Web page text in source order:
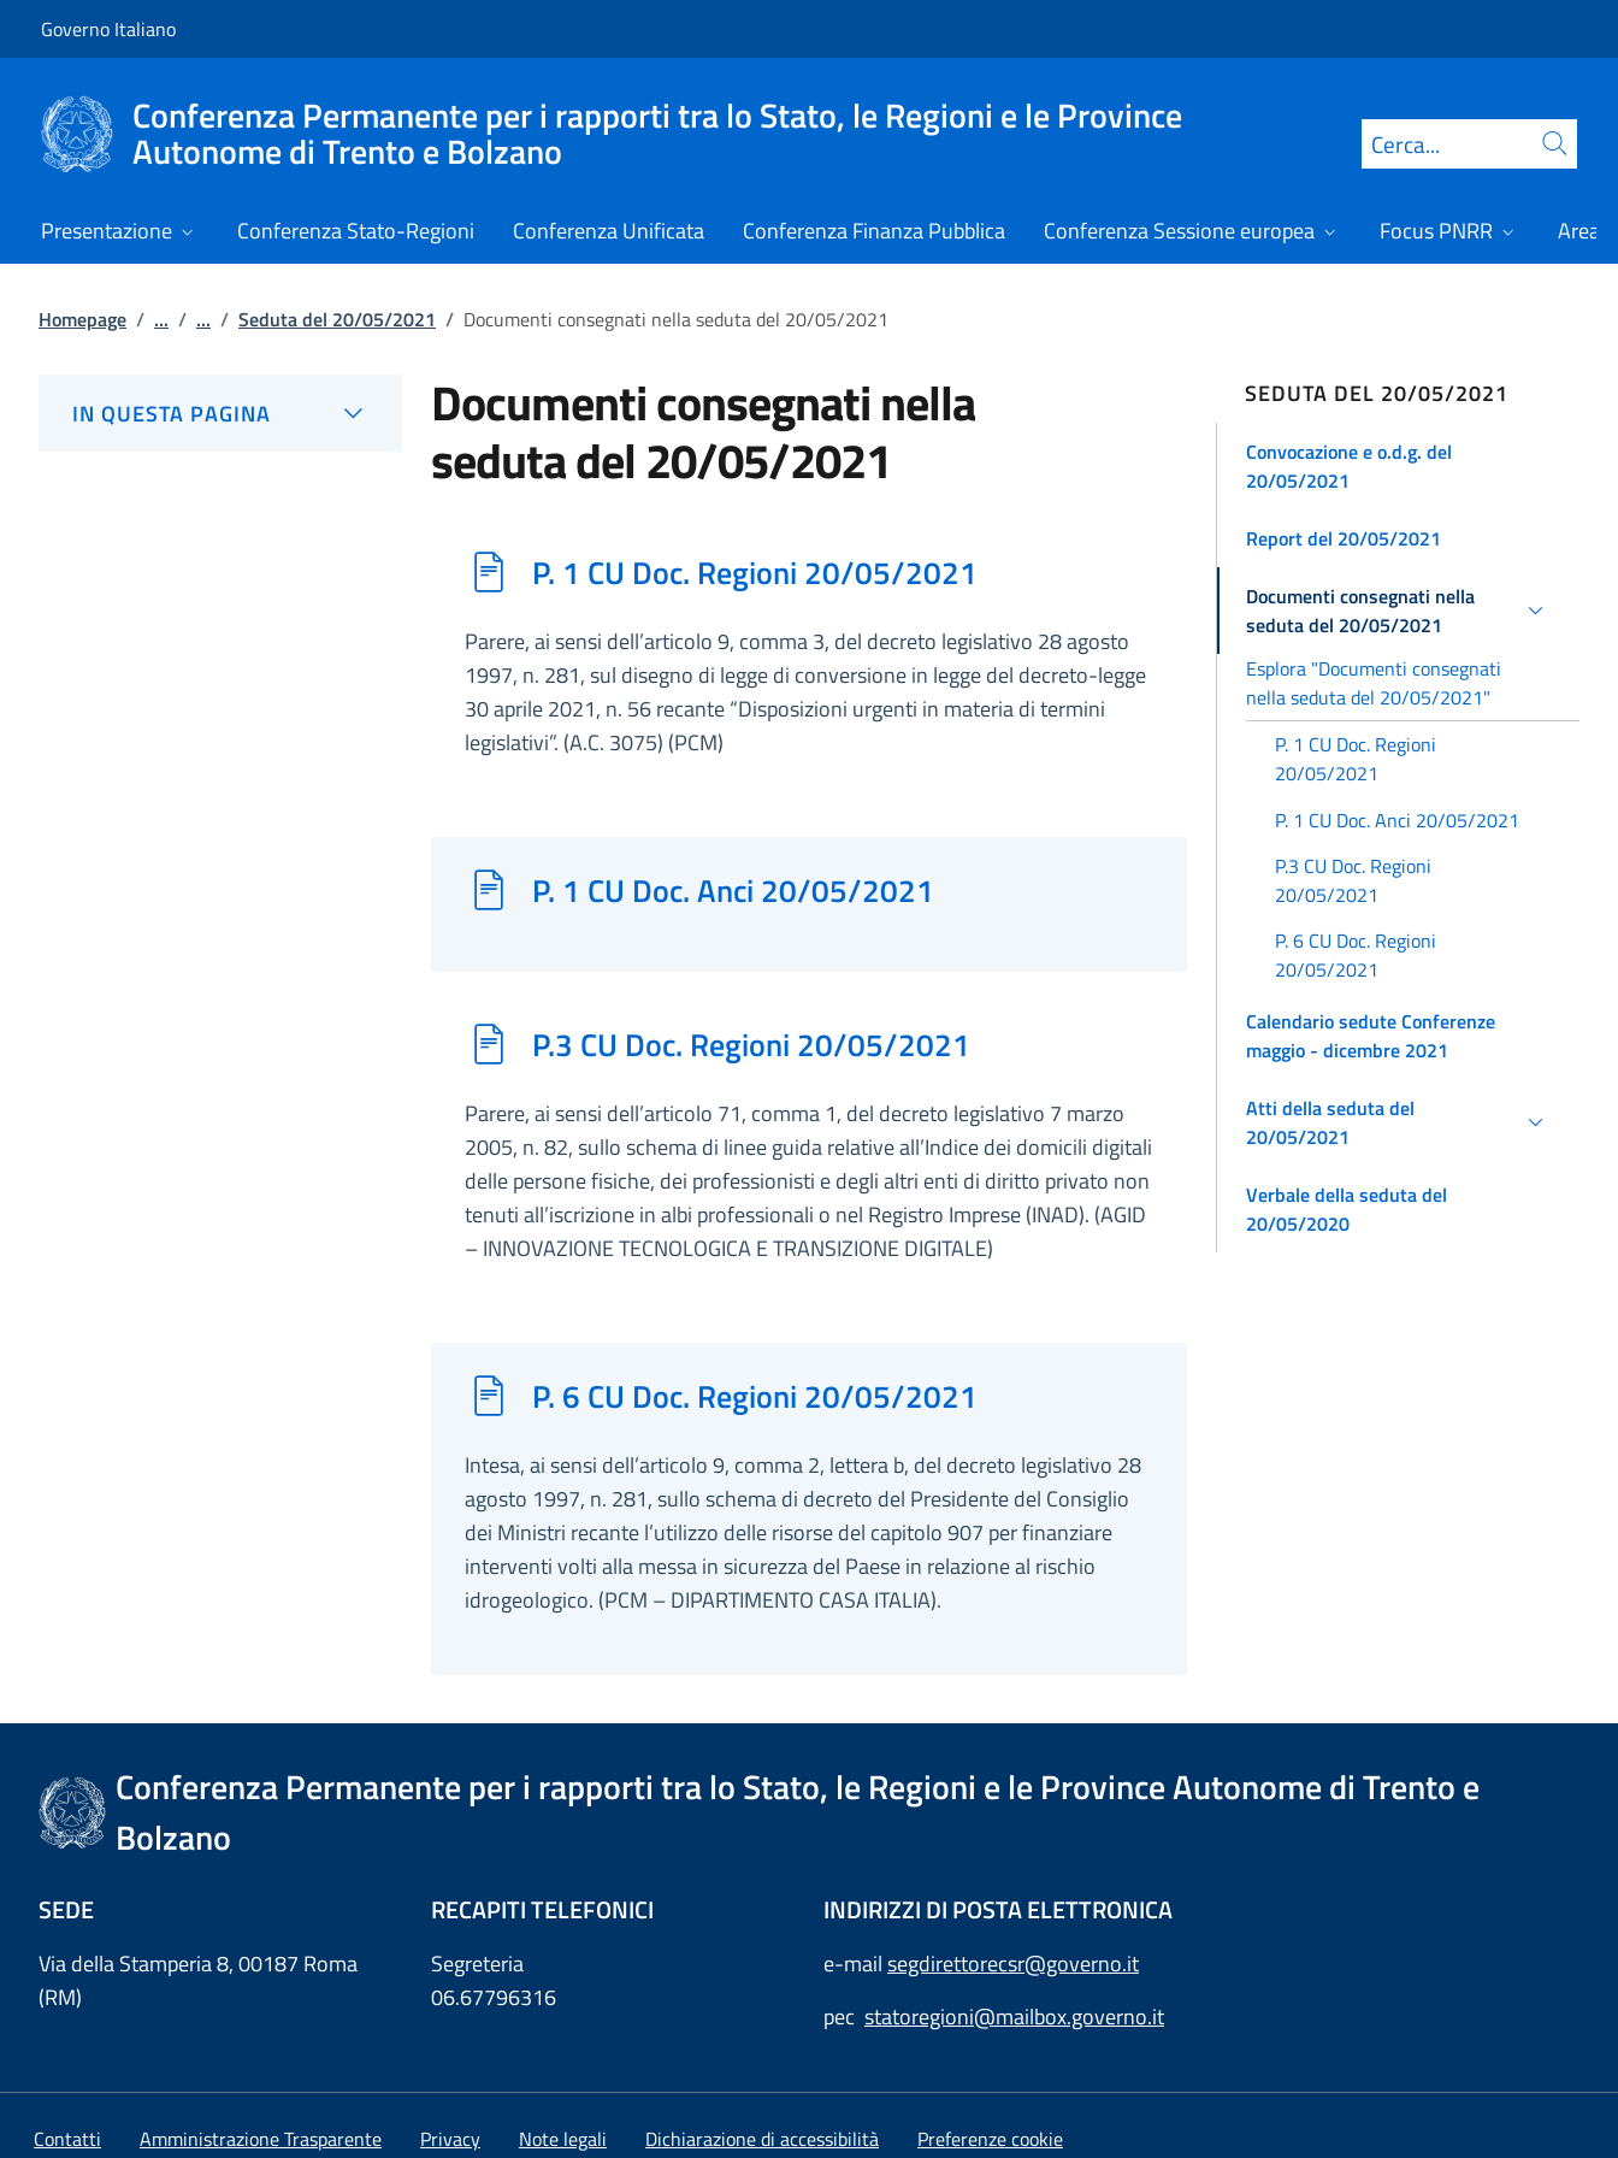
Governo Italiano
Conferenza Permanente per i rapporti tra lo Stato, le Regioni e le Province
Autonome di Trento e Bolzano Cerca
Presentazione Conferenza Stato-Regioni Conferenza Unificata Conferenza Finanza Pubblica Conferenza Sessione europea Focus PNRR Area
Homepage / ... / ... / Seduta del 20/05/2021 / Documenti consegnati nella seduta del 20/05/2021
IN QUESTA PAGINA Documenti consegnati nella
seduta del 20/05/2021
P. 1 CU Doc. Regioni 20/05/2021
Parere, ai sensi dell’articolo 9, comma 3, del decreto legislativo 28 agosto
1997, n. 281, sul disegno di legge di conversione in legge del decreto-legge
30 aprile 2021, n. 56 recante “Disposizioni urgenti in materia di termini
legislativi”. (A.C. 3075) (PCM)
P. 1 CU Doc. Anci 20/05/2021
P.3 CU Doc. Regioni 20/05/2021
Parere, ai sensi dell’articolo 71, comma 1, del decreto legislativo 7 marzo
2005, n. 82, sullo schema di linee guida relative all’Indice dei domicili digitali
delle persone fisiche, dei professionisti e degli altri enti di diritto privato non
tenuti all’iscrizione in albi professionali o nel Registro Imprese (INAD). (AGID
– INNOVAZIONE TECNOLOGICA E TRANSIZIONE DIGITALE)
P. 6 CU Doc. Regioni 20/05/2021
Intesa, ai sensi dell’articolo 9, comma 2, lettera b, del decreto legislativo 28
agosto 1997, n. 281, sullo schema di decreto del Presidente del Consiglio
dei Ministri recante l’utilizzo delle risorse del capitolo 907 per finanziare
interventi volti alla messa in sicurezza del Paese in relazione al rischio
idrogeologico. (PCM – DIPARTIMENTO CASA ITALIA).
SEDUTA DEL 20/05/2021
Convocazione e o.d.g. del
20/05/2021
Report del 20/05/2021
Documenti consegnati nella
seduta del 20/05/2021
Esplora "Documenti consegnati
nella seduta del 20/05/2021"
P. 1 CU Doc. Regioni
20/05/2021
P. 1 CU Doc. Anci 20/05/2021
P.3 CU Doc. Regioni
20/05/2021
P. 6 CU Doc. Regioni
20/05/2021
Calendario sedute Conferenze
maggio - dicembre 2021
Atti della seduta del
20/05/2021
Verbale della seduta del
20/05/2020
Conferenza Permanente per i rapporti tra lo Stato, le Regioni e le Province Autonome di Trento e
Bolzano
SEDE
Via della Stamperia 8, 00187 Roma
(RM)
RECAPITI TELEFONICI
Segreteria
06.67796316
INDIRIZZI DI POSTA ELETTRONICA
e-mailsegdirettorecsr@governo.it
pec statoregioni@mailbox.governo.it
Contatti Amministrazione Trasparente Privacy Note legali Dichiarazione di accessibilità Preferenze cookie